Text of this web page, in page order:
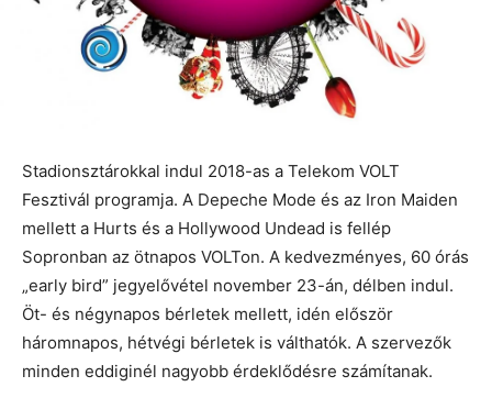
Stadionsztárokkal indul 2018-as a Telekom VOLT
Fesztivál programja. A Depeche Mode és az Iron Maiden
mellett a Hurts és a Hollywood Undead is fellép
Sopronban az ötnapos VOLTon. A kedvezményes, 60 órás
„early bird” jegyelővétel november 23-án, délben indul.
Öt- és négynapos bérletek mellett, idén először
háromnapos, hétvégi bérletek is válthatók. A szervezők
minden eddiginél nagyobb érdeklődésre számítanak.